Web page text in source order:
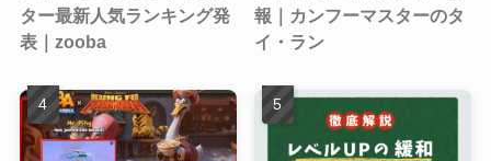
ター最新人気ランキング発
表｜zooba
報｜カンフーマスターのタ
イ・ラン